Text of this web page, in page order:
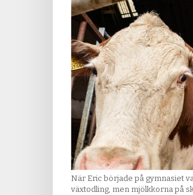
När Eric började på gymnasiet
växtodling, men mjölkkorna på